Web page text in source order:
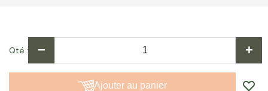
Qté − +
Ajouter au panier